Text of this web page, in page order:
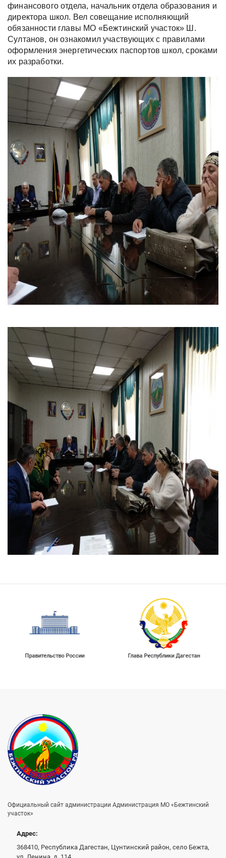
финансового отдела, начальник отдела образования и
директора школ. Вел совещание исполняющий
обязанности главы МО «Бежтинский участок» Ш.
Султанов, он ознакомил участвующих с правилами
оформления энергетических паспортов школ, сроками
их разработки.
Правительство России Глава Республики Дагестан
Официальный сайт администрации Администрация МО «Бежтинский
участок»
Адрес:
368410, Республика Дагестан, Цунтинский район, село Бежта,